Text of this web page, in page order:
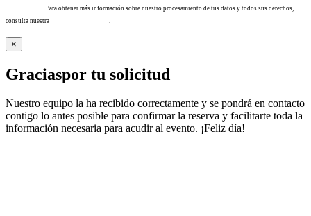
. Para obtener más información sobre nuestro procesamiento de tus datos y todos sus derechos,
consulta nuestra
×
Graciaspor tu solicitud
Nuestro equipo la ha recibido correctamente y se pondrá en contacto
contigo lo antes posible para confirmar la reserva y facilitarte toda la
información necesaria para acudir al evento. ¡Feliz día!